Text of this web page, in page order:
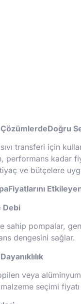
transferi için
performans kadar
ve bütçelere
Debi
sahip pompalar,
dengesini sağlar.
veya
malzeme seçimi